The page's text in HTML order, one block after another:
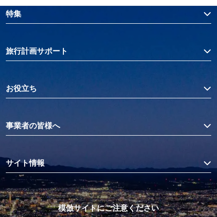
特集
旅行計画サポート
お役立ち
事業者の皆様へ
サイト情報
模倣サイトにご注意ください